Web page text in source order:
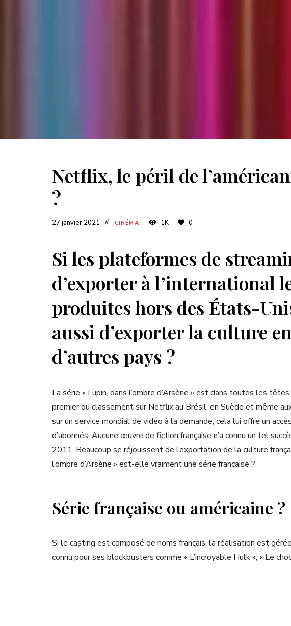
Netflix, le péril de
?
27 janvier 2021 CINÉMA 1K 0
Si les plateformes de
d’exporter à l’international
produites hors des États-
aussi d’exporter la culture
d’autres pays ?
La série « Lupin, dans l’ombre d’Arsène » est dans toutes les
premier du classement sur Netflix au Brésil, en Suède et même
sur un service mondial de vidéo à la demande, cela lui offre un
d’abonnés. Aucune œuvre de fiction française n’a connu un tel
2011. Beaucoup se réjouissent de l’exportation de la culture
l’ombre d’Arsène » est-elle vraiment une série française ?
Série française ou américaine ?
Si le casting est composé de noms français, la réalisation est
connu pour ses blockbusters comme « L’incroyable Hulk », « Le